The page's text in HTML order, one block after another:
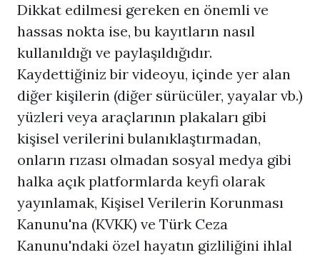
Dikkat edilmesi gereken en önemli ve
hassas nokta ise, bu kayıtların nasıl
kullanıldığı ve paylaşıldığıdır.
Kaydettiğiniz bir videoyu, içinde yer alan
diğer kişilerin (diğer sürücüler, yayalar vb.)
yüzleri veya araçlarının plakaları gibi
kişisel verilerini bulanıklaştırmadan,
onların rızası olmadan sosyal medya gibi
halka açık platformlarda keyfi olarak
yayınlamak, Kişisel Verilerin Korunması
Kanunu'na (KVKK) ve Türk Ceza
Kanunu'ndaki özel hayatın gizliliğini ihlal